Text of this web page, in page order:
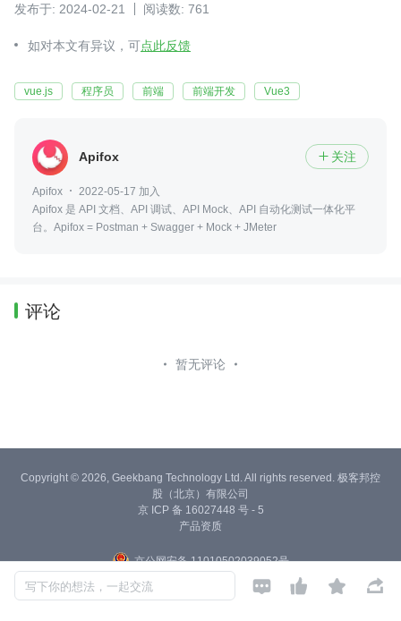
发布于: 2024-02-21 阅读数: 761
如对本文有异议，可点此反馈
vue.js 程序员 前端 前端开发 Vue3
Apifox  关注
Apifox
2022-05-17 加入
Apifox 是 API 文档、API 调试、API Mock、API 自动化测试一体化平
台。Apifox = Postman + Swagger + Mock + JMeter
评论
暂无评论
写下你的想法，一起交流    
Copyright © 2026, Geekbang Technology Ltd. All rights reserved. 极客邦控
股（北京）有限公司
京 ICP 备 16027448 号 - 5
产品资质
京公网安备 11010502039052号